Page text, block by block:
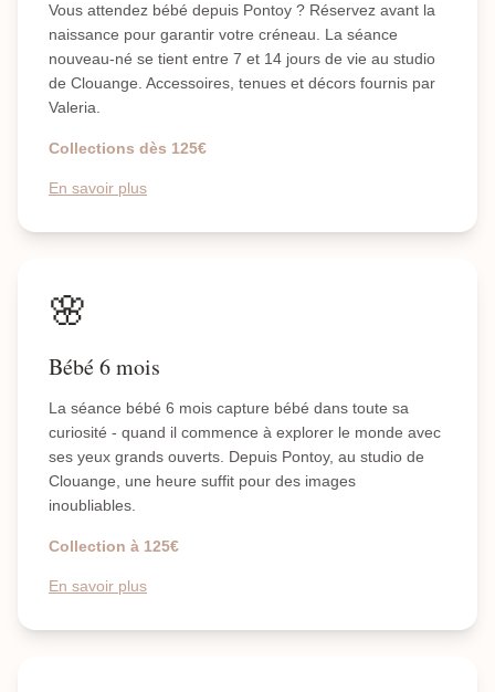
Vous attendez bébé depuis Pontoy ? Réservez avant la
naissance pour garantir votre créneau. La séance
nouveau-né se tient entre 7 et 14 jours de vie au studio
de Clouange. Accessoires, tenues et décors fournis par
Valeria.
Collections dès 125€
En savoir plus
🌸
Bébé 6 mois
La séance bébé 6 mois capture bébé dans toute sa
curiosité - quand il commence à explorer le monde avec
ses yeux grands ouverts. Depuis Pontoy, au studio de
Clouange, une heure suffit pour des images
inoubliables.
Collection à 125€
En savoir plus